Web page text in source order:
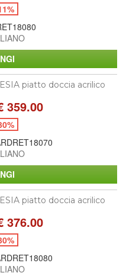
piatto doccia acrilico
359.00
piatto doccia acrilico
376.00